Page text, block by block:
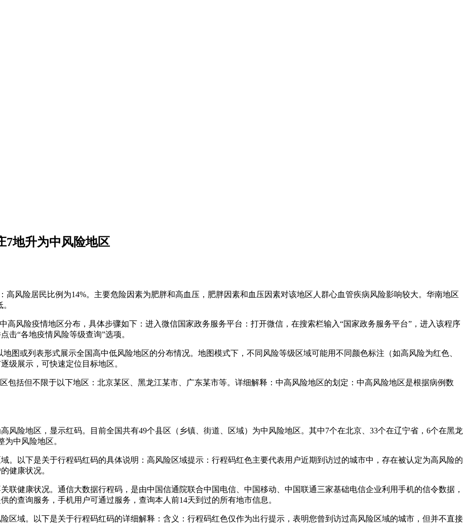
7地升为中风险地区
高风险居民比例为14%。主要危险因素为肥胖和高血压，肥胖因素和血压因素对该地区人群心血管疾病风险影响较大。华南地区
高风险疫情地区分布，具体步骤如下：进入微信国家政务服务平台：打开微信，在搜索栏输入“国家政务服务平台”，进入该程序
击“各地疫情风险等级查询”选项。
图或列表形式展示全国高中低风险地区的分布情况。地图模式下，不同风险等级区域可能用不同颜色标注（如高风险为红色、
级展示，可快速定位目标地区。
包括但不限于以下地区：北京某区、黑龙江某市、广东某市等。详细解释：中高风险地区的划定：中高风险地区是根据病例数
风险地区，显示红码。目前全国共有49个县区（乡镇、街道、区域）为中风险地区。其中7个在北京、33个在辽宁省，6个在黑龙
中风险地区。
。以下是关于行程码红码的具体说明：高风险区域提示：行程码红色主要代表用户近期到访过的城市中，存在被认定为高风险的
健康状况。
联健康状况。通信大数据行程码，是由中国信通院联合中国电信、中国移动、中国联通三家基础电信企业利用手机的信令数据，
的查询服务，手机用户可通过服务，查询本人前14天到过的所有地市信息。
区域。以下是关于行程码红码的详细解释：含义：行程码红色仅作为出行提示，表明您曾到访过高风险区域的城市，但并不直接